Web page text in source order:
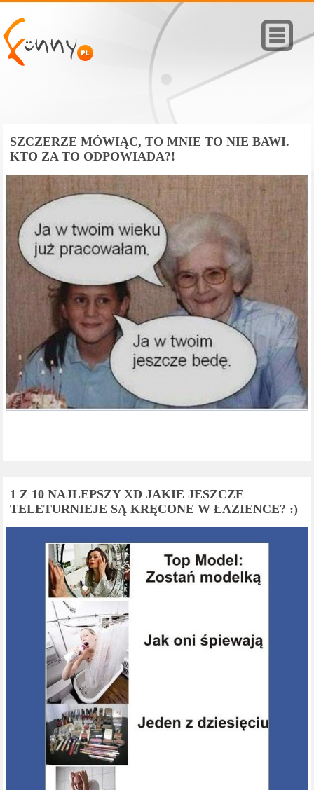
SZCZERZE MÓWIĄC, TO MNIE TO NIE BAWI.
KTO ZA TO ODPOWIADA?!
1 Z 10 NAJLEPSZY XD JAKIE JESZCZE
TELETURNIEJE SĄ KRĘCONE W ŁAZIENCE? :)